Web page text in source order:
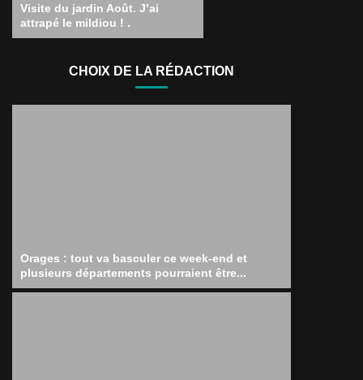
Visite du jardin Août. J’ai
attrapé le mildiou ! .
CHOIX DE LA RÉDACTION
Orages : tout va basculer ce week-end et
plusieurs départements pourraient être...